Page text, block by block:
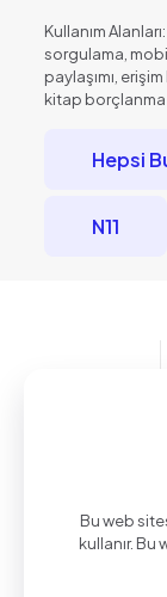
Kullanım
sorgulama,
paylaşımı,
kitap borçlanma
Hepsi
N11
Bu web
kullanır. Bu